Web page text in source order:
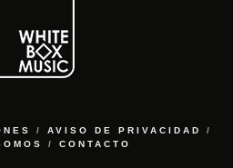
/ AVISO DE PRIVACIDAD
/
/ CONTACTO